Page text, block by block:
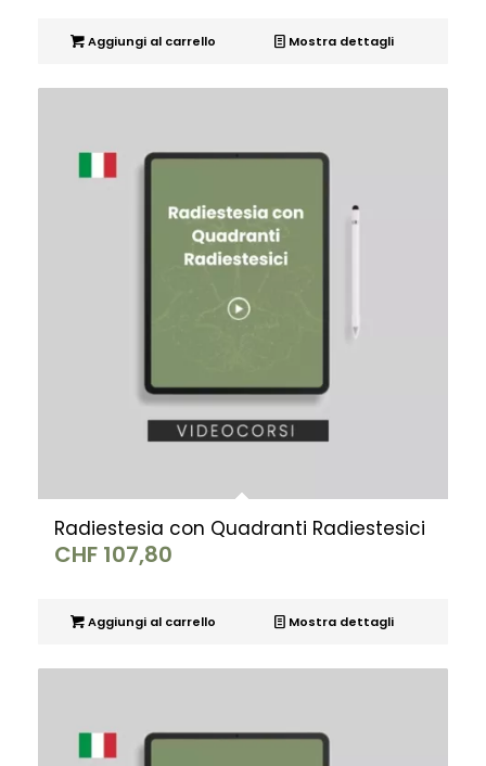
Aggiungi al carrello Mostra dettagli
Radiestesia con Quadranti Radiestesici
CHF107,80
Aggiungi al carrello Mostra dettagli